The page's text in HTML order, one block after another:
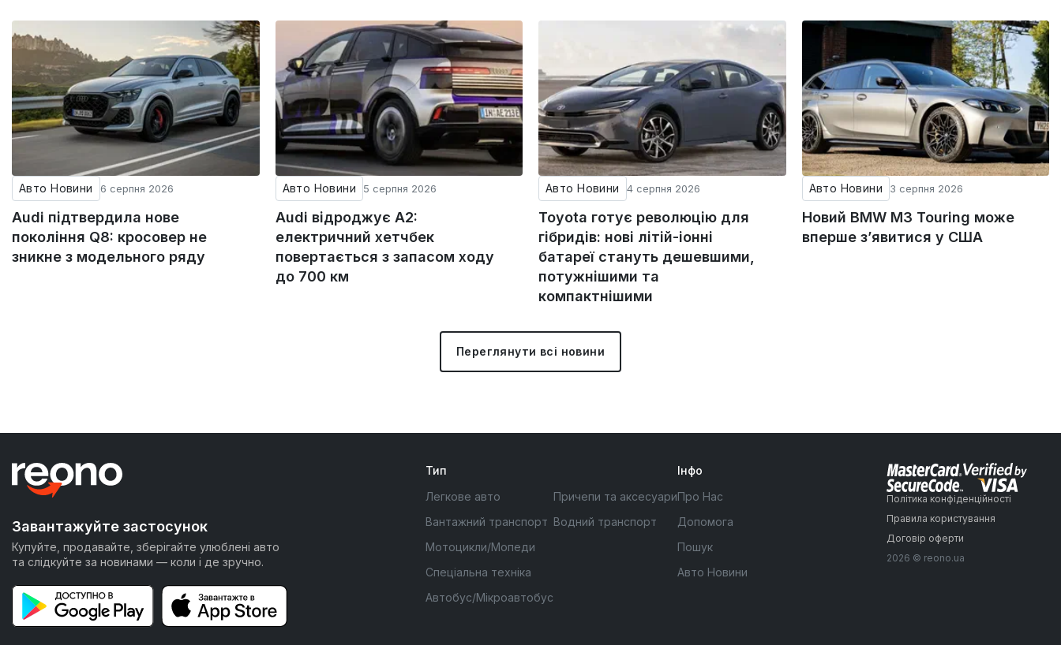
Авто Новини 6 серпня 2026
Audi підтвердила нове
покоління Q8: кросовер не
зникне з модельного ряду
Авто Новини 5 серпня 2026
Audi відроджує A2:
електричний хетчбек
повертається з запасом ходу
до 700 км
Авто Новини 4 серпня 2026
Toyota готує революцію для
гібридів: нові літій-іонні
батареї стануть дешевшими,
потужнішими та
компактнішими
Авто Новини 3 серпня 2026
Новий BMW M3 Touring може
вперше з’явитися у США
Переглянути всі новини
Завантажуйте застосунок
Купуйте, продавайте, зберігайте улюблені авто
та слідкуйте за новинами — коли і де зручно.
Тип
Легкове авто
Вантажний транспорт
Мотоцикли/Мопеди
Спеціальна техніка
Автобус/Мікроавтобус
Причепи та аксесуари
Водний транспорт
Інфо
Про Нас
Допомога
Пошук
Авто Новини
Політика конфіденційності
Правила користування
Договір оферти
2026 © reono.ua